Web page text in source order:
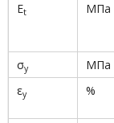
Et МПа
σy МПа
εy %